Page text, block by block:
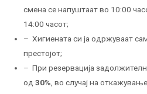
смена се напуштаат во 10:00
14:00 часот;
– Хигиената си ја одржуваат
престојот;
– При резервација
од 30% , во случај на